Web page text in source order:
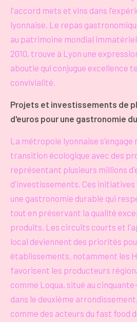
l'accord mets et vins dans
lyonnaise. Le repas
au patrimoine mondial immatériel
2010, trouve à Lyon une
aboutie qui conjugue excellence
convivialité.
Projets et investissements de
d'euros pour une gastronomie
La métropole lyonnaise s'engage
transition écologique avec des
représentant plusieurs millions
d'investissements. Ces
une gastronomie durable qui
tout en préservant la qualité
produits. Les circuits courts et
local deviennent des priorités
établissements, notamment les
favorisent les producteurs
comme Loqua, situé au
dans le deuxième
comme des acteurs du fast food